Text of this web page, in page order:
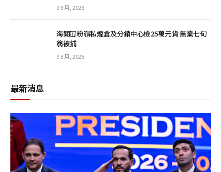
9 8 月, 2026
海關冚粉嶺私煙倉及分銷中心檢25萬元貨 無業七旬
翁被捕
9 8 月, 2026
最新消息